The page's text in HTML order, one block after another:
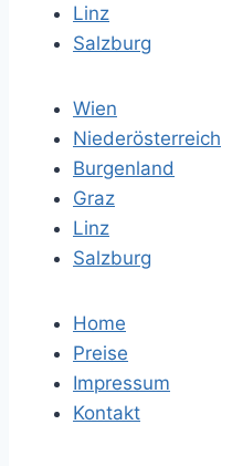
Linz
Salzburg
Wien
Niederösterreich
Burgenland
Graz
Linz
Salzburg
Home
Preise
Impressum
Kontakt